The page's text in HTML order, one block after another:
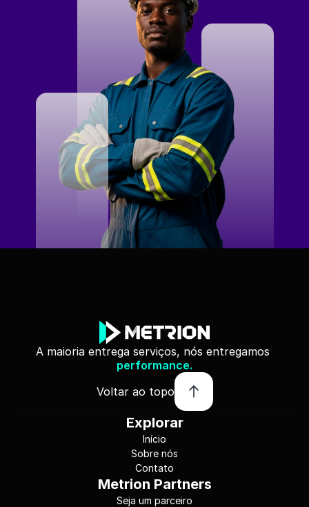
performance.
Voltar ao topo
Explorar
Início
Sobre nós
Contato
Metrion Partners
Seja um parceiro